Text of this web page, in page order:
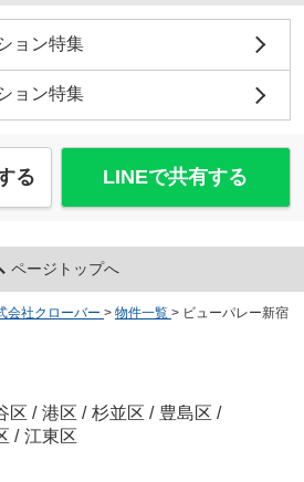
ョン特集
ョン特集
る LINEで共有する
ページトップへ
会社クローバー > 物件一覧 > ビューパレー新宿
区 / 港区 / 杉並区 / 豊島区 /
/ 江東区